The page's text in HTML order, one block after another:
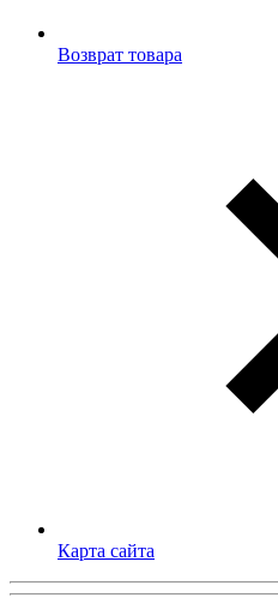
Возврат товара
Карта сайта